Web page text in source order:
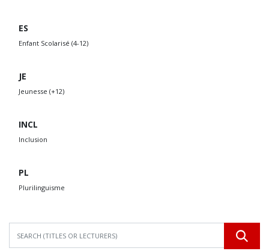
ES
Enfant Scolarisé (4-12)
JE
Jeunesse (+12)
INCL
Inclusion
PL
Plurilinguisme